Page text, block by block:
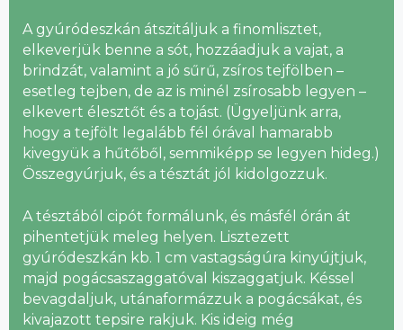
A gyúródeszkán átszitáljuk a finomlisztet,
elkeverjük benne a sót, hozzáadjuk a vajat, a
brindzát, valamint a jó sűrű, zsíros tejfölben –
esetleg tejben, de az is minél zsírosabb legyen –
elkevert élesztőt és a tojást. (Ügyeljünk arra,
hogy a tejfölt legalább fél órával hamarabb
kivegyük a hűtőből, semmiképp se legyen hideg.)
Összegyúrjuk, és a tésztát jól kidolgozzuk.
A tésztából cipót formálunk, és másfél órán át
pihentetjük meleg helyen. Lisztezett
gyúródeszkán kb. 1 cm vastagságúra kinyújtjuk,
majd pogácsaszaggatóval kiszaggatjuk. Késsel
bevagdaljuk, utánaformázzuk a pogácsákat, és
kivajazott tepsire rakjuk. Kis ideig még